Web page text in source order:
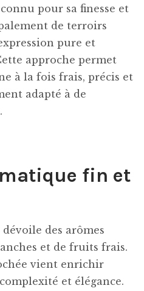
pour sa finesse et
de terroirs
pure et
approche permet
à la fois frais, précis et
adapté à de
fin et
des arômes
et de fruits frais.
vient enrichir
et élégance.